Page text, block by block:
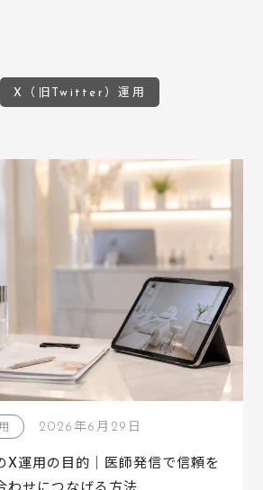
X（旧Twitter）運用
2026年6月29日
X運用の目的｜医師発信で信頼を